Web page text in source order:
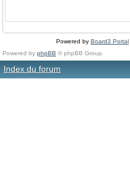
Powered by Board3 Portal
Powered by phpBB © phpBB Group.
Index du forum